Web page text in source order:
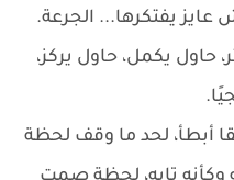
يفتكرها... الجرعة.
حاول يكمل، حاول يركز،
أبطأ، لحد ما وقف لحظة